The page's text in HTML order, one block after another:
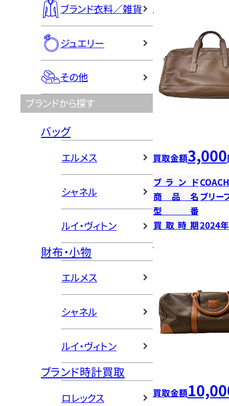
ブランド衣料／雑貨
ジュエリー
その他
ブランドから探す
バッグ
エルメス
シャネル
ルイ・ヴィトン
財布・小物
エルメス
シャネル
ルイ・ヴィトン
ブランド時計買取
ロレックス
買取金額3,000
ブランドCOACH
商品名 ブリー
型番
買取時期2024
買取金額